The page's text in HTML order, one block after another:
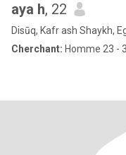
aya h, 22
Disūq, Kafr ash Shaykh,
Cherchant: Homme 23 -